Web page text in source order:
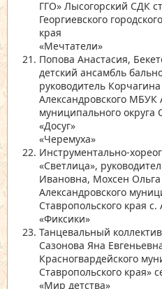
ГГО» Лысогорский СДК
Георгиевского
края
«Мечтатели»
Попова Анастасия,
детский ансамбль
руководитель
Александровского МБУК
муниципального округа
«Досуг»
«Черемуха»
Инструментально-
«Светлица»,
Ивановна, Мохсен
Александровского
Ставропольского края с.
«Фиксики»
Танцевальный коллектив
Сазонова Яна
Красногвардейского
Ставропольского края»
«Мир детства»